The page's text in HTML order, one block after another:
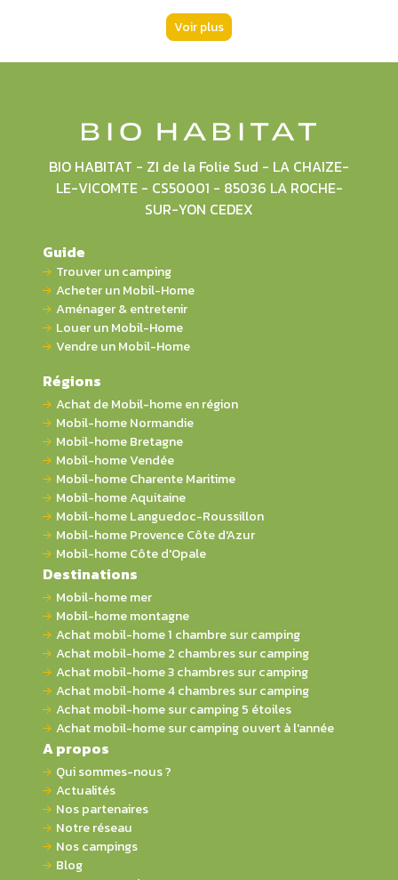
Voir plus
BIO HABITAT - ZI de la Folie Sud - LA CHAIZE-
LE-VICOMTE - CS50001 - 85036 LA ROCHE-
SUR-YON CEDEX
Guide
Trouver un camping
Acheter un Mobil-Home
Aménager & entretenir
Louer un Mobil-Home
Vendre un Mobil-Home
Régions
Achat de Mobil-home en région
Mobil-home Normandie
Mobil-home Bretagne
Mobil-home Vendée
Mobil-home Charente Maritime
Mobil-home Aquitaine
Mobil-home Languedoc-Roussillon
Mobil-home Provence Côte d'Azur
Mobil-home Côte d'Opale
Destinations
Mobil-home mer
Mobil-home montagne
Achat mobil-home 1 chambre sur camping
Achat mobil-home 2 chambres sur camping
Achat mobil-home 3 chambres sur camping
Achat mobil-home 4 chambres sur camping
Achat mobil-home sur camping 5 étoiles
Achat mobil-home sur camping ouvert à l'année
A propos
Qui sommes-nous ?
Actualités
Nos partenaires
Notre réseau
Nos campings
Blog